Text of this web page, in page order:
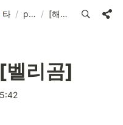
타 NFT 프로젝트와 파트너/ partner-collabo / [해피어타운] x [벨리곰]
리곰]